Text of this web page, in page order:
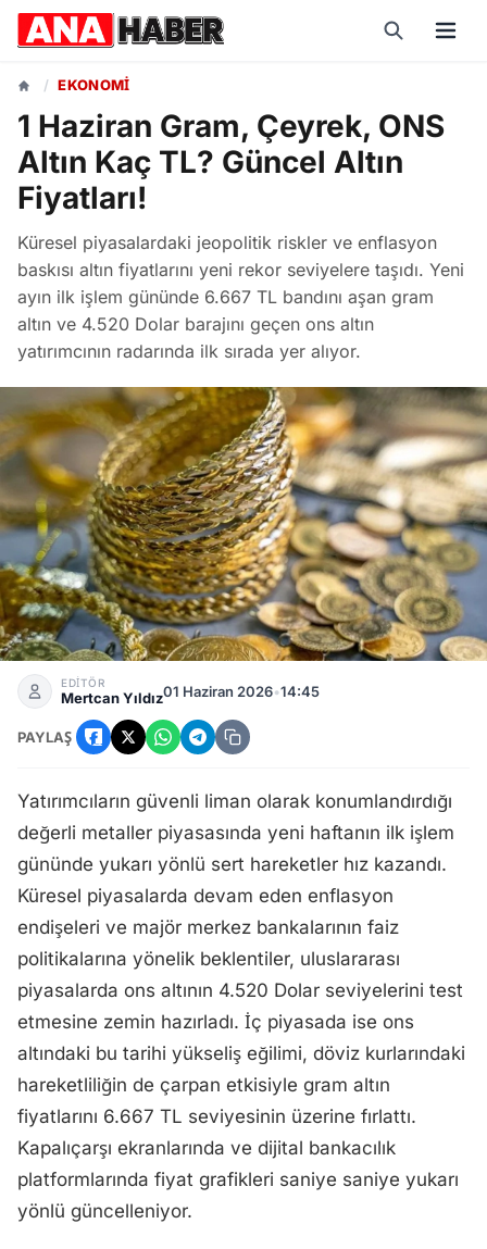
/ EKONOMI
1 Haziran Gram, Çeyrek, ONS
Altın Kaç TL? Güncel Altın
Fiyatları!
Küresel piyasalardaki jeopolitik riskler ve enflasyon
baskısı altın fiyatlarını yeni rekor seviyelere taşıdı. Yeni
ayın ilk işlem gününde 6.667 TL bandını aşan gram
altın ve 4.520 Dolar barajını geçen ons altın
yatırımcının radarında ilk sırada yer alıyor.
1 Haziran Gram, Çeyrek, ONS Altın Kaç TL? Güncel Altın
EDİTÖR
Mertcan Yıldız01 Haziran 2026•14:45
PAYLAŞ
Yatırımcıların güvenli liman olarak konumlandırdığı
değerli metaller piyasasında yeni haftanın ilk işlem
gününde yukarı yönlü sert hareketler hız kazandı.
Küresel piyasalarda devam eden enflasyon
endişeleri ve majör merkez bankalarının faiz
politikalarına yönelik beklentiler, uluslararası
piyasalarda ons altının 4.520 Dolar seviyelerini test
etmesine zemin hazırladı. İç piyasada ise ons
altındaki bu tarihi yükseliş eğilimi, döviz kurlarındaki
hareketliliğin de çarpan etkisiyle gram altın
fiyatlarını 6.667 TL seviyesinin üzerine fırlattı.
Kapalıçarşı ekranlarında ve dijital bankacılık
platformlarında fiyat grafikleri saniye saniye yukarı
yönlü güncelleniyor.